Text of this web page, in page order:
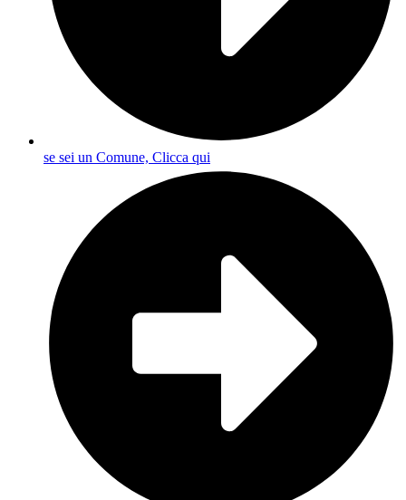
se sei un Comune, Clicca qui